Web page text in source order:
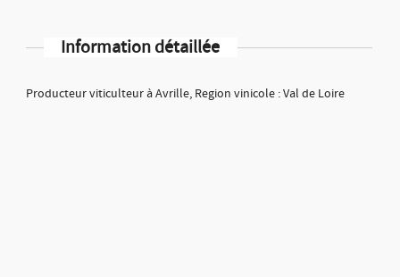
Information détaillée
Producteur viticulteur à Avrille, Region vinicole : Val de Loire